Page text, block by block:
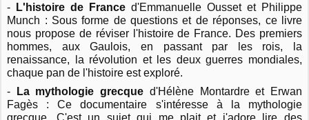
- L'histoire de France d'Emmanuelle Ousset et Philippe
Munch : Sous forme de questions et de réponses, ce livre
nous propose de réviser l'histoire de France. Des premiers
hommes, aux Gaulois, en passant par les rois, la
renaissance, la révolution et les deux guerres mondiales,
chaque pan de l'histoire est exploré.
-
La mythologie grecque d'Hélène Montardre et Erwan
Fagès : Ce documentaire s'intéresse à la mythologie
grecque. C'est un sujet qui me plait et j'adore lire des